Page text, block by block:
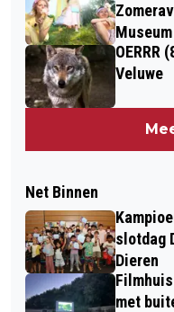
Museum
OERRR
Veluwe
Net Binnen
slotdag
Dieren
met